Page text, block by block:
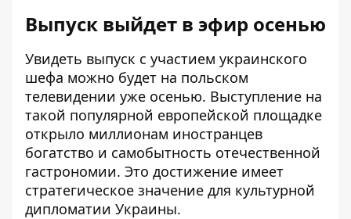
Выпуск выйдет в эфир осенью
Увидеть выпуск с участием украинского
шефа можно будет на польском
телевидении уже осенью. Выступление на
такой популярной европейской площадке
открыло миллионам иностранцев
богатство и самобытность отечественной
гастрономии. Это достижение имеет
стратегическое значение для культурной
дипломатии Украины.